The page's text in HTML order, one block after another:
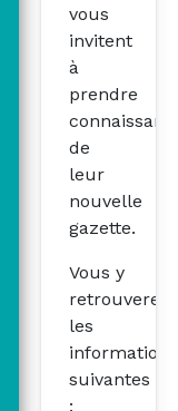
vous
invitent
à
prendre
de
leur
nouvelle
gazette.
Vous y
retrouverez
les
informations
suivantes
: